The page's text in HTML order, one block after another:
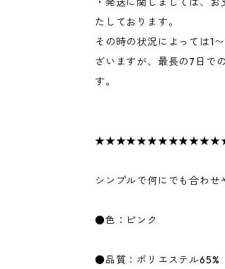
たしております。
その時の状況によっては1
ざいますが、最長の7日で
す。
シンプルで何にでも合わ
●色：ピンク
●品質：ポリエステル